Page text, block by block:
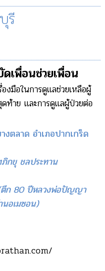
รี
เพื่อนช่วยเพื่อน
งมือในการดูแลช่วยเหลือผู้
ท้าย และการดูแลผู้ป่วยต่อ
ตลาด อำเภอปากเกร็ด
กขุ ชลประทาน
(ตึก 80 ปีหลวงพ่อปัญญา
อเมซอน)